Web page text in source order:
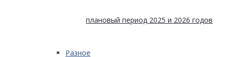
плановый период 2025 и 2026 годов
Разное